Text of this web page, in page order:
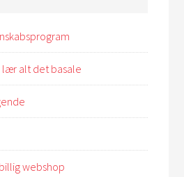
lær alt det basale
webshop